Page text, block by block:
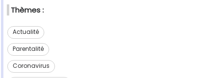
Thèmes :
Actualité
Parentalité
Coronavirus